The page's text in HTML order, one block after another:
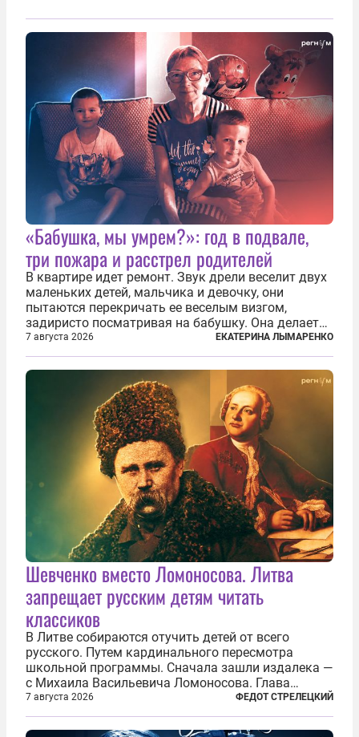
«Бабушка, мы умрем?»: год в подвале,
три пожара и расстрел родителей
В квартире идет ремонт. Звук дрели веселит двух
маленьких детей, мальчика и девочку, они
пытаются перекричать ее веселым визгом,
задиристо посматривая на бабушку. Она делает
им замечание, но внуки чувствуют, что она
сердится невсерьез. И это правда: дрель, конечно,
сверлит противно, но всё...
7 августа 2026 ЕКАТЕРИНА ЛЫМАРЕНКО
Шевченко вместо Ломоносова. Литва
запрещает русским детям читать
классиков
В Литве собираются отучить детей от всего
русского. Путем кардинального пересмотра
школьной программы. Сначала зашли издалека —
с Михаила Васильевича Ломоносова. Глава
правительства Литвы Миндаугас Синкявичюс
предложил исключить его тексты из программ
общего образования. Мотивировал он это тем,
7 августа 2026 ФЕДОТ СТРЕЛЕЦКИЙ